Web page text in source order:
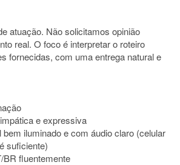
atuação. Não solicitamos opinião
real. O foco é interpretar o roteiro
fornecidas, com uma entrega natural e
e expressiva
bem iluminado e com áudio claro (celular
suficiente)
BR fluentemente